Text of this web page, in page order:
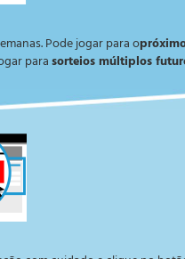
Pode jogar para o
parasorteios múltiplos